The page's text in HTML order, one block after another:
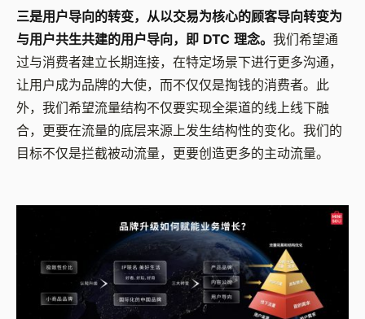
三是用户导向的转变，从以交易为核心的顾客导向转变为
与用户共生共建的用户导向，即 DTC 理念。 我们希望通
过与消费者建立长期连接，在特定场景下进行更多沟通，
让用户成为品牌的大使，而不仅仅是掏钱的消费者。此
外，我们希望流量结构不仅要实现全渠道的线上线下融
合，更要在流量的底层来源上发生结构性的变化。我们的
目标不仅是拦截被动流量，更要创造更多的主动流量。